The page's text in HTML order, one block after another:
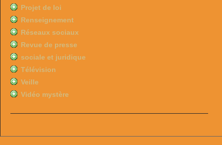
Projet de loi
Renseignement
Réseaux sociaux
Revue de presse
sociale et juridique
Télévision
Veille
Vidéo mystère